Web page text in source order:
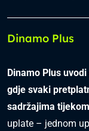
Dinamo Plus
Dinamo Plus
gdje svaki
sadržajima
uplate – jednom